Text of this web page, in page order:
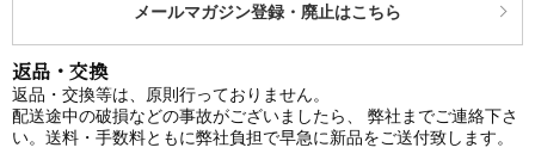
メールマガジン登録・廃止はこちら
返品・交換
返品・交換等は、原則行っておりません。
配送途中の破損などの事故がございましたら、 弊社までご連絡下さ
い。送料・手数料ともに弊社負担で早急に新品をご送付致します。